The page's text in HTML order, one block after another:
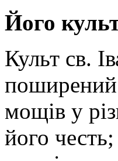
Його
Культ св.
мощів у
його